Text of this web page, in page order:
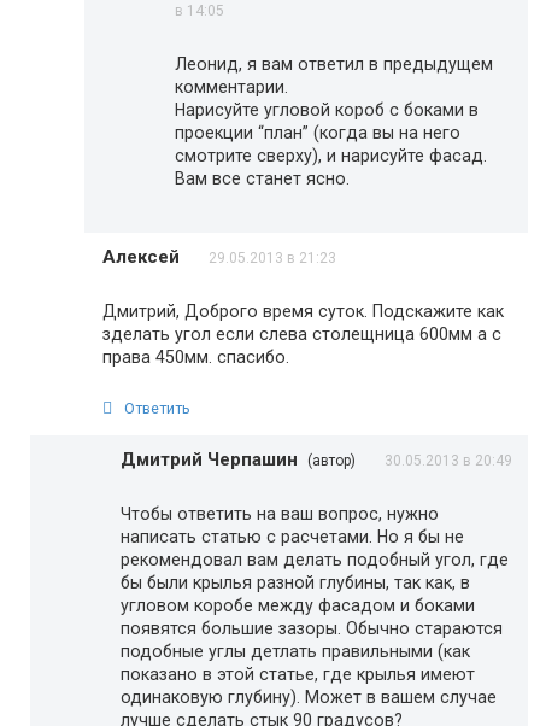
в 14:05
Леонид, я вам ответил в предыдущем
комментарии.
Нарисуйте угловой короб с боками в
проекции “план” (когда вы на него
смотрите сверху), и нарисуйте фасад.
Вам все станет ясно.
Алексей 29.05.2013 в 21:23
Дмитрий, Доброго время суток. Подскажите как
зделать угол если слева столещница 600мм а с
права 450мм. спасибо.
Ответить
Дмитрий Черпашин (автор) 30.05.2013 в 20:49
Чтобы ответить на ваш вопрос, нужно
написать статью с расчетами. Но я бы не
рекомендовал вам делать подобный угол, где
бы были крылья разной глубины, так как, в
угловом коробе между фасадом и боками
появятся большие зазоры. Обычно стараются
подобные углы детлать правильными (как
показано в этой статье, где крылья имеют
одинаковую глубину). Может в вашем случае
лучше сделать стык 90 градусов?